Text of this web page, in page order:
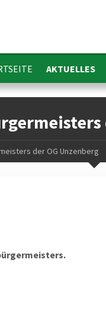
AKTUELLES
der OG Unzenberg